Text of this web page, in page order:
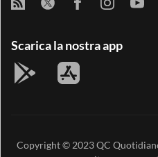
Scarica la nostra app
Copyright © 2023QC